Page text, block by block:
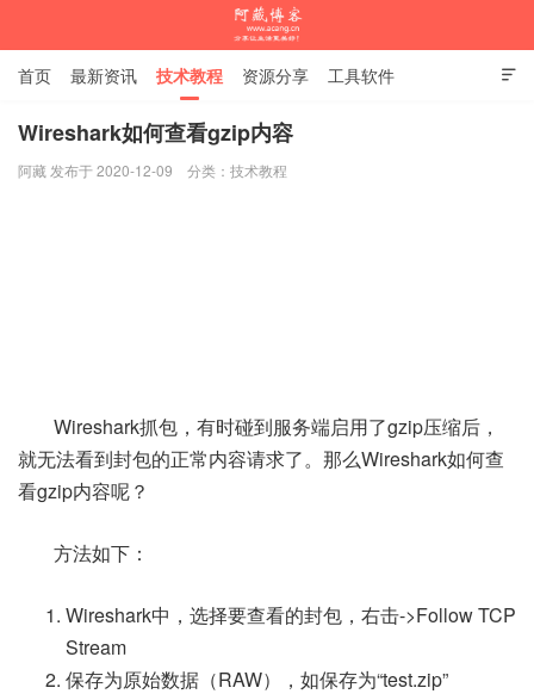

首页 最新资讯 技术教程 资源分享 工具软件
杂谈随笔
Wireshark如何查看gzip内容
阿藏 发布于 2020-12-09 分类： 技术教程
Wireshark抓包，有时碰到服务端启用了gzip压缩后，
就无法看到封包的正常内容请求了。那么Wireshark如何查
看gzip内容呢？
方法如下：
Wireshark中，选择要查看的封包，右击->Follow TCP
Stream
保存为原始数据（RAW），如保存为“test.zip”